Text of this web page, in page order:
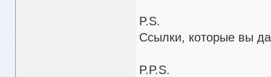
P.S.
Ссылки, которые вы
P.P.S.